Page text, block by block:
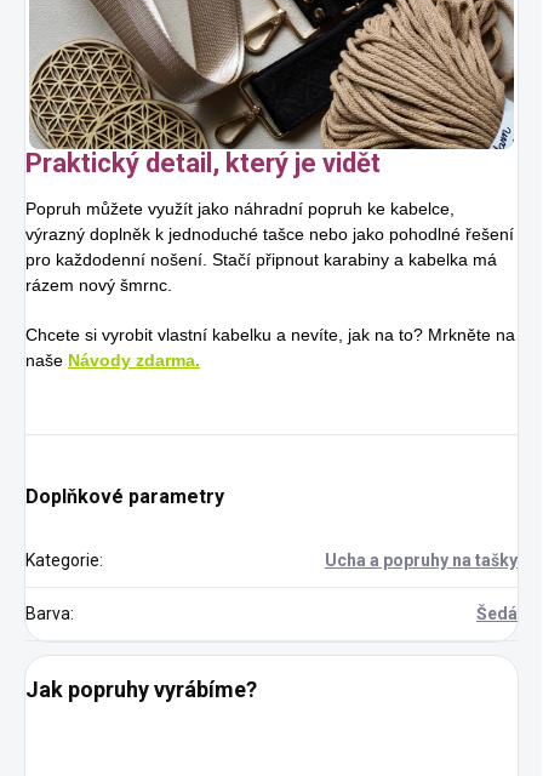
Praktický detail, který je vidět
Popruh můžete využít jako náhradní popruh ke kabelce,
výrazný doplněk k jednoduché tašce nebo jako pohodlné řešení
pro každodenní nošení. Stačí připnout karabiny a kabelka má
rázem nový šmrnc.
Chcete si vyrobit vlastní kabelku a nevíte, jak na to? Mrkněte na
naše Návody zdarma.
Doplňkové parametry
Kategorie: Ucha a popruhy na tašky
Barva: Šedá
Jak popruhy vyrábíme?